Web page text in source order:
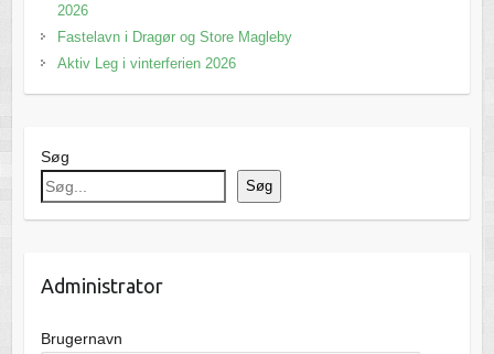
2026
Fastelavn i Dragør og Store Magleby
Aktiv Leg i vinterferien 2026
Søg
Søg
Administrator
Brugernavn